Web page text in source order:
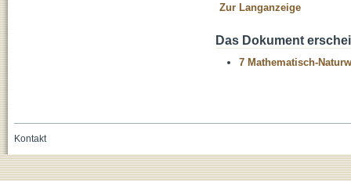
Zur Langanzeige
Das Dokument
7 Mathematisch-
Kontakt